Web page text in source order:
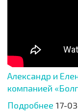
Александр и
компанией
Подробнее 17-